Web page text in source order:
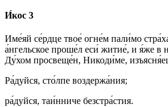
И́кос 3
Име́яй се́рдце твое́ огне́м пали́мо
а́нгельское проше́л еси́ житие́, и я́же в
Ду́хом просвеще́н, Никоди́ме,
Ра́дуйся, сто́лпе воздержа́ния;
ра́дуйся, таи́нниче безстра́стия.